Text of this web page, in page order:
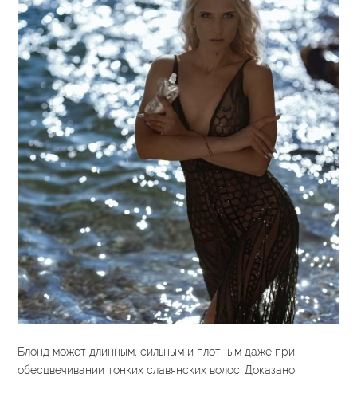
Блонд может длинным, сильным и плотным даже при
обесцвечивании тонких славянских волос. Доказано.